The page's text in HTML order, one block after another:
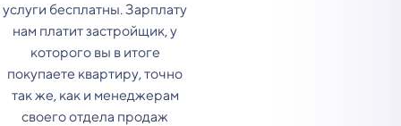
услуги бесплатны. Зарплату
нам платит застройщик, у
которого вы в итоге
покупаете квартиру, точно
так же, как и менеджерам
своего отдела продаж